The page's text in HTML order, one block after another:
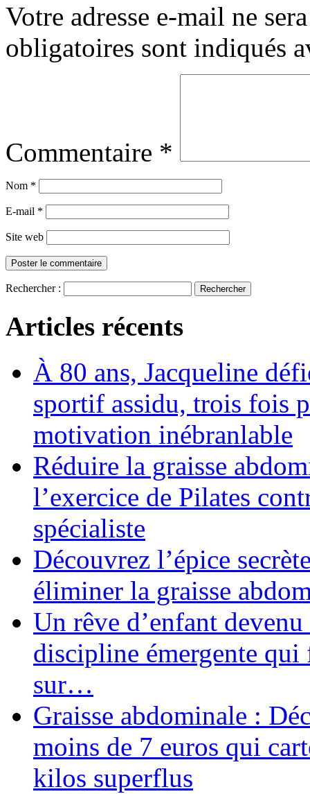
Votre adresse e-mail ne
obligatoires sont indiqués
Commentaire *
Nom *
E-mail *
Site web
Rechercher :
Articles récents
À 80 ans, Jacqueline
sportif assidu, trois fois
motivation inébranlable
Réduire la graisse
l’exercice de Pilates
spécialiste
Découvrez l’épice
éliminer la graisse
Un rêve d’enfant
discipline émergente qui
sur…
Graisse abdominale :
moins de 7 euros qui
kilos superflus